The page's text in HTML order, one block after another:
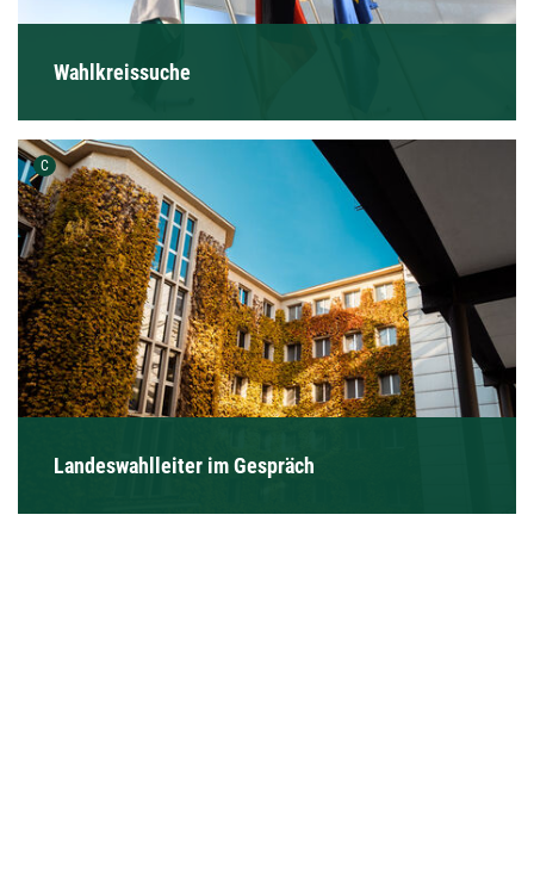
Wahlkreissuche
C Urheber der Grafik:
Landeswahlleiter im Gespräch